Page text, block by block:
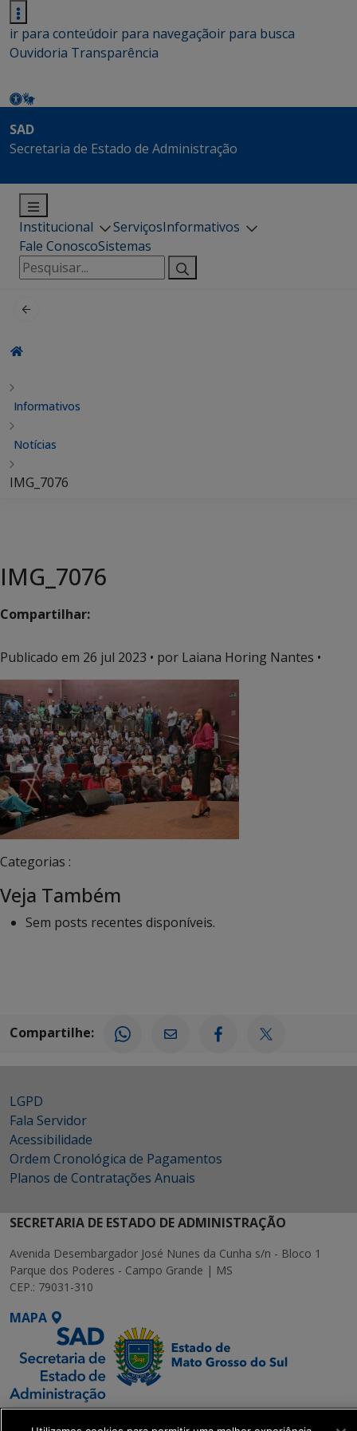
ir para conteúdoir para navegaçãoir para busca
Ouvidoria Transparência
SAD
Secretaria de Estado de Administração
Institucional ServiçosInformativos
Fale ConoscoSistemas
Pesquisar
por:
Informativos
Notícias
IMG_7076
IMG_7076
Compartilhar:
Publicado em 26 jul 2023 • por Laiana Horing Nantes •
Categorias :
Veja Também
Sem posts recentes disponíveis.
Compartilhe:
LGPD
Fala Servidor
Acessibilidade
Ordem Cronológica de Pagamentos
Planos de Contratações Anuais
SECRETARIA DE ESTADO DE ADMINISTRAÇÃO
Avenida Desembargador José Nunes da Cunha s/n - Bloco 1
Parque dos Poderes - Campo Grande | MS
CEP.: 79031-310
MAPA